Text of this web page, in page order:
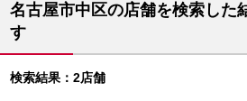
名古屋市中区の店舗を検索した
す
検索結果：2店舗